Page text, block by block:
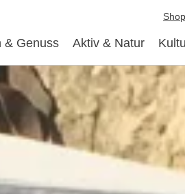
& Genuss Aktiv & Natur
Shop